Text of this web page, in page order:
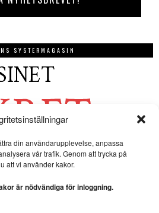
din användarupplevelse, anpassa
vår trafik. Genom att trycka på
att vi använder kakor.
är nödvändiga för inloggning.
SYSTERMAGASIN